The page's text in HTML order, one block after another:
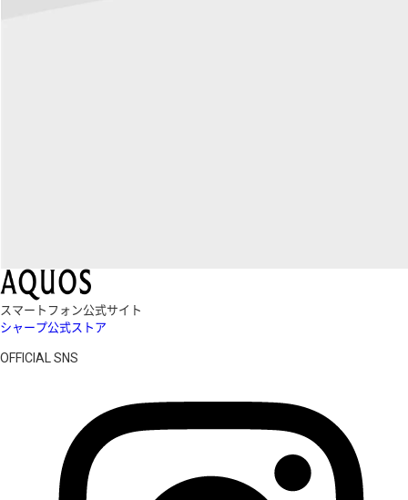
スマートフォン公式サイト
シャープ公式ストア
OFFICIAL SNS